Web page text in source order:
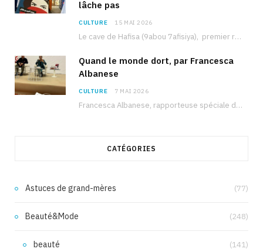
lâche pas
CULTURE 15 MAI 2026
Le cave de Hafisa (9abou 7afisiya), premier roman du journaliste tunisien Mohamed Amine Ben Hlel,…
Quand le monde dort, par Francesca
Albanese
CULTURE 7 MAI 2026
Francesca Albanese, rapporteuse spéciale de l’ONU sur les territoires palestiniens occupés, était à Tunis pour…
CATÉGORIES
Astuces de grand-mères (77)
Beauté&Mode (248)
beauté (141)